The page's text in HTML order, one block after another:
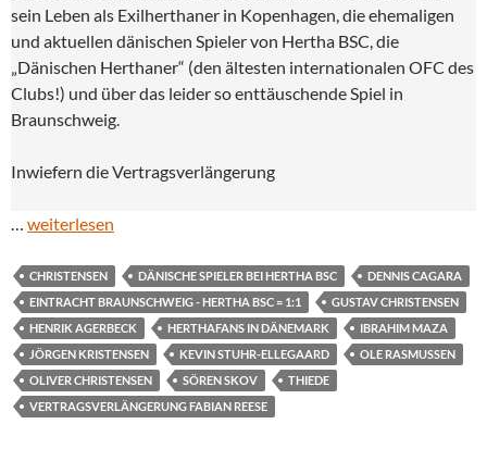
sein Leben als Exilherthaner in Kopenhagen, die ehemaligen
und aktuellen dänischen Spieler von Hertha BSC, die
„Dänischen Herthaner“ (den ältesten internationalen OFC des
Clubs!) und über das leider so enttäuschende Spiel in
Braunschweig.
Inwiefern die Vertragsverlängerung
… weiterlesen
CHRISTENSEN DÄNISCHE SPIELER BEI HERTHA BSC
DENNIS CAGARA
EINTRACHT BRAUNSCHWEIG - HERTHA BSC = 1:1
GUSTAV CHRISTENSEN
HENRIK AGERBECK
HERTHAFANS IN DÄNEMARK
IBRAHIM MAZA
JÖRGEN KRISTENSEN
KEVIN STUHR-ELLEGAARD
OLE RASMUSSEN
OLIVER CHRISTENSEN
SÖREN SKOV
THIEDE
VERTRAGSVERLÄNGERUNG FABIAN REESE